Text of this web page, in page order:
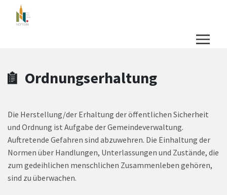
Zum Hauptinhalt springen
Ordnungserhaltung
Die Herstellung/der Erhaltung der öffentlichen Sicherheit
und Ordnung ist Aufgabe der Gemeindeverwaltung.
Auftretende Gefahren sind abzuwehren. Die Einhaltung der
Normen über Handlungen, Unterlassungen und Zustände, die
zum gedeihlichen menschlichen Zusammenleben gehören,
sind zu überwachen.